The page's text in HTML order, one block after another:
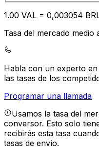
1.00 VAL = 0,003054
Tasa del mercado medio
Habla con un experto en
las tasas de los
Programar una llamada
Usamos la tasa del
conversor. Esto solo
recibirás esta tasa
tasas de envío.